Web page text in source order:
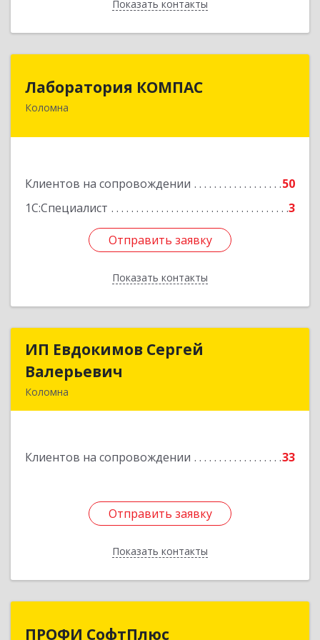
Показать контакты
Назад
Лаборатория КОМПАС
Коломна
Клиентов на сопровождении
50
1С:Специалист
3
Отправить заявку
Показать контакты
140415, Московская обл, Коломна г, Л.Толстого
Отправить заявку
Назад
ИП Евдокимов Сергей
Валерьевич
Коломна
Клиентов на сопровождении 33
Отправить заявку
Показать контакты
ИП Евдокимов Сергей
Подробнее
Отправить заявку
Назад
ПРОФИ СофтПлюс